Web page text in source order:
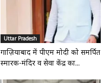
Uttar Pradesh
गाज़ियाबाद में पीएम मोदी को समर्पित
स्मारक-मंदिर व सेवा केंद्र का...